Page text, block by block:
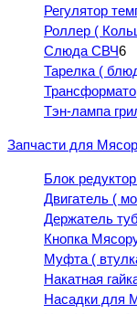
Регулятор
Роллер (
Слюда СВЧ6
Тарелка (
Тэн-лампа
Запчасти для
Блок
Двигатель (
Держатель
Кнопка
Муфта (
Накатная
Насадки для